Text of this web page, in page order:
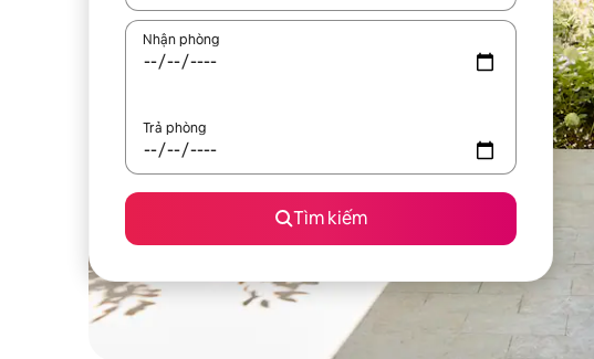
Nhận phòng
Trả phòng
Tìm kiếm